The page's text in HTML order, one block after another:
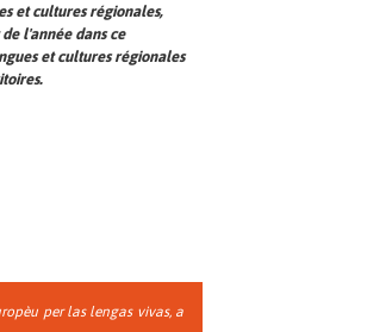
et cultures régionales,
l'année dans ce
et cultures régionales
per las lengas vivas, a